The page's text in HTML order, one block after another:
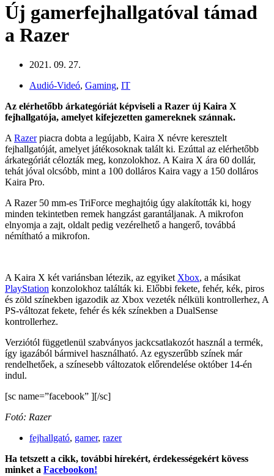
Új gamerfejhallgatóval támad
a Razer
2021. 09. 27.
Audió-Videó, Gaming, IT
Az elérhetőbb árkategóriát képviseli a Razer új Kaira X
fejhallgatója, amelyet kifejezetten gamereknek szánnak.
ARazerpiacra dobta a legújabb, Kaira X névre keresztelt
fejhallgatóját, amelyet játékosoknak talált ki. Ezúttal az elérhetőbb
árkategóriát célozták meg, konzolokhoz. A Kaira X ára 60 dollár,
tehát jóval olcsóbb, mint a 100 dolláros Kaira vagy a 150 dolláros
Kaira Pro.
A Razer 50 mm-es TriForce meghajtóig úgy alakították ki, hogy
minden tekintetben remek hangzást garantáljanak. A mikrofon
elnyomja a zajt, oldalt pedig vezérelhető a hangerő, továbbá
némítható a mikrofon.
A Kaira X két variánsban létezik, az egyiketXbox, a másikat
PlayStation konzolokhoz találták ki. Előbbi fekete, fehér, kék, piros
és zöld színekben igazodik az Xbox vezeték nélküli kontrollerhez, A
PS-változat fekete, fehér és kék színekben a DualSense
kontrollerhez.
Verziótól függetlenül szabványos jackcsatlakozót használ a termék,
így igazából bármivel használható. Az egyszerűbb színek már
rendelhetőek, a színesebb változatok előrendelése október 14-én
indul.
[sc name=”facebook” ][/sc]
Fotó: Razer
fejhallgató, gamer, razer
Ha tetszett a cikk, további hírekért, érdekességekért kövess
minket a Facebookon!